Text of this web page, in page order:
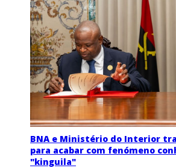
BNA e Ministério do Interior
para acabar com fenómeno
"kinguila"